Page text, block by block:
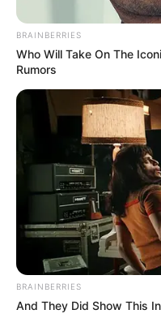
Serem! 9 Chat
Pelanggan Ini Bikin
Merinding
Bikin Ngakak, 10
Cosplay Murah
Seadanya
BRAINBERRIES
Who Will Take On The
Rumors
BRAINBERRIES
And They Did Show This